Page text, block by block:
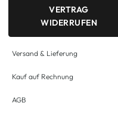
VERTRAG
WIDERRUFEN
Versand & Lieferung
Kauf auf Rechnung
AGB